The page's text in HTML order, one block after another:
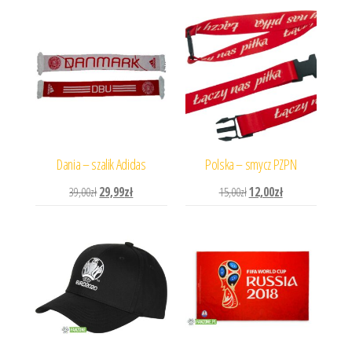
Dania – szalik Adidas
39,00złPierwotna cena wynosiła: 39,00zł.
29,99złAktualna cena wynosi: 29,99zł.
Polska – smycz PZPN
15,00złPierwotna cena wynosiła:
12,00złAktualna cena